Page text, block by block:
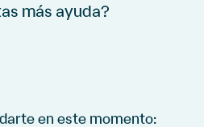
más ayuda?
en este momento: